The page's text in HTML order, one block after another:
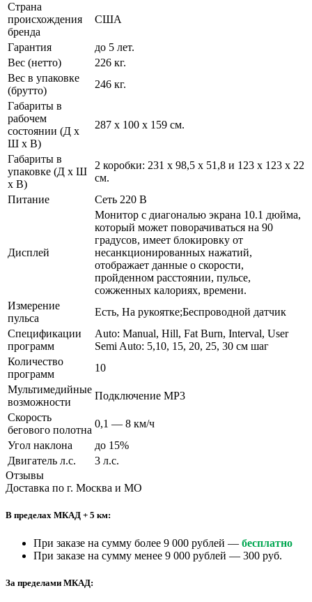
Страна
происхождения
бренда
США
Гарантия
до 5 лет.
Вес (нетто)
226 кг.
Вес в упаковке
(брутто)
246 кг.
Габариты в
рабочем
состоянии (Д х
Ш х В)
287 x 100 x 159 см.
Габариты в
упаковке (Д х Ш
х В)
2 коробки: 231 x 98,5 х 51,8 и 123 х 123 х 22
см.
Питание
Сеть 220 В
Дисплей
Монитор с диагональю экрана 10.1 дюйма,
который может поворачиваться на 90
градусов, имеет блокировку от
несанкционированных нажатий,
отображает данные о скорости,
пройденном расстоянии, пульсе,
сожженных калориях, времени.
Измерение
пульса
Есть, На рукоятке;Беспроводной датчик
Спецификации
программ
Auto: Manual, Hill, Fat Burn, Interval, User
Semi Auto: 5,10, 15, 20, 25, 30 см шаг
Количество
программ
10
Мультимедийные
возможности
Подключение MP3
Скорость
бегового полотна
0,1 — 8 км/ч
Угол наклона
до 15%
Двигатель л.с.
3 л.с.
Отзывы
Доставка по г. Москва и МО
В пределах МКАД + 5 км:
При заказе на сумму более 9 000 рублей — бесплатно
При заказе на сумму менее 9 000 рублей — 300 руб.
За пределами МКАД: